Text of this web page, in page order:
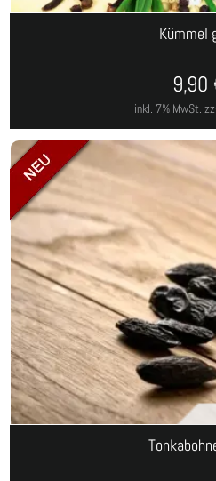
Kümmel
inkl. 7% MwSt.
9,90